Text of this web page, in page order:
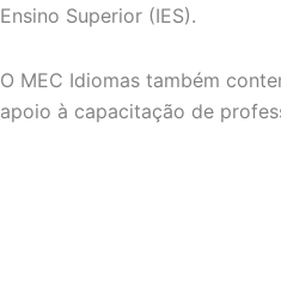
Ensino Superior (IES).
O MEC Idiomas também
apoio à capacitação de